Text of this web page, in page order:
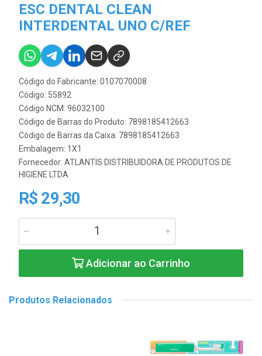
ESC DENTAL CLEAN
INTERDENTAL UNO C/REF
Código do Fabricante: 0107070008
Código: 55892
Código NCM: 96032100
Código de Barras do Produto: 7898185412663
Código de Barras da Caixa: 7898185412663
Embalagem: 1X1
Fornecedor: ATLANTIS DISTRIBUIDORA DE PRODUTOS DE
HIGIENE LTDA
R$ 29,30
Adicionar ao Carrinho
Produtos Relacionados